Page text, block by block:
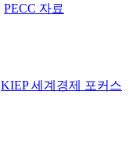
PECC 자료
KIEP 세계경제 포커스